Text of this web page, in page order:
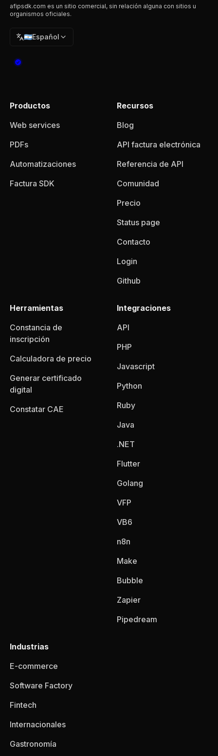
afipsdk.com es un sitio comercial, sin relación alguna con sitios u
organismos oficiales.
🇦🇷Español
Productos
Web services
PDFs
Automatizaciones
Factura SDK
Recursos
Blog
API factura electrónica
Referencia de API
Comunidad
Precio
Status page
Contacto
Login
Github
Herramientas
Constancia de
inscripción
Calculadora de precio
Generar certificado
digital
Constatar CAE
Integraciones
API
PHP
Javascript
Python
Ruby
Java
.NET
Flutter
Golang
VFP
VB6
n8n
Make
Bubble
Zapier
Pipedream
Industrias
E-commerce
Software Factory
Fintech
Internacionales
Gastronomía